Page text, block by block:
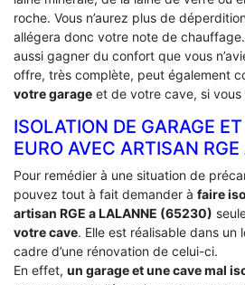
roche. Vous n’aurez plus de
allégera donc votre note de
aussi gagner du confort que vous
offre, très complète, peut également
votre garage et de votre cave, si
ISOLATION DE GARAGE
EURO AVEC ARTISAN
Pour remédier à une situation de
pouvez tout à fait demander à faire
artisan RGE a LALANNE (65230)
votre cave. Elle est réalisable dans un
cadre d’une rénovation de celui-ci.
En effet, un garage et une cave mal